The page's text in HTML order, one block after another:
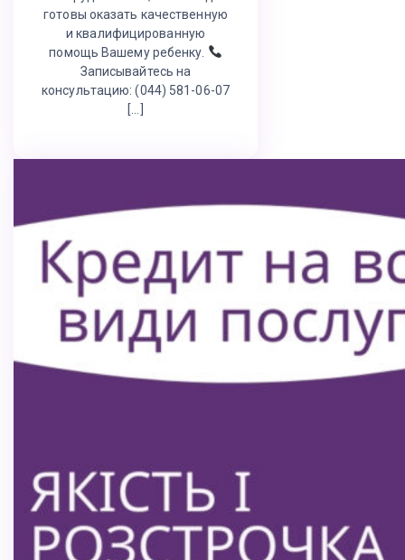
готовы оказать качественную
и квалифицированную
помощь Вашему ребенку.
Записывайтесь на
консультацию: (044) 581-06-07
[…]